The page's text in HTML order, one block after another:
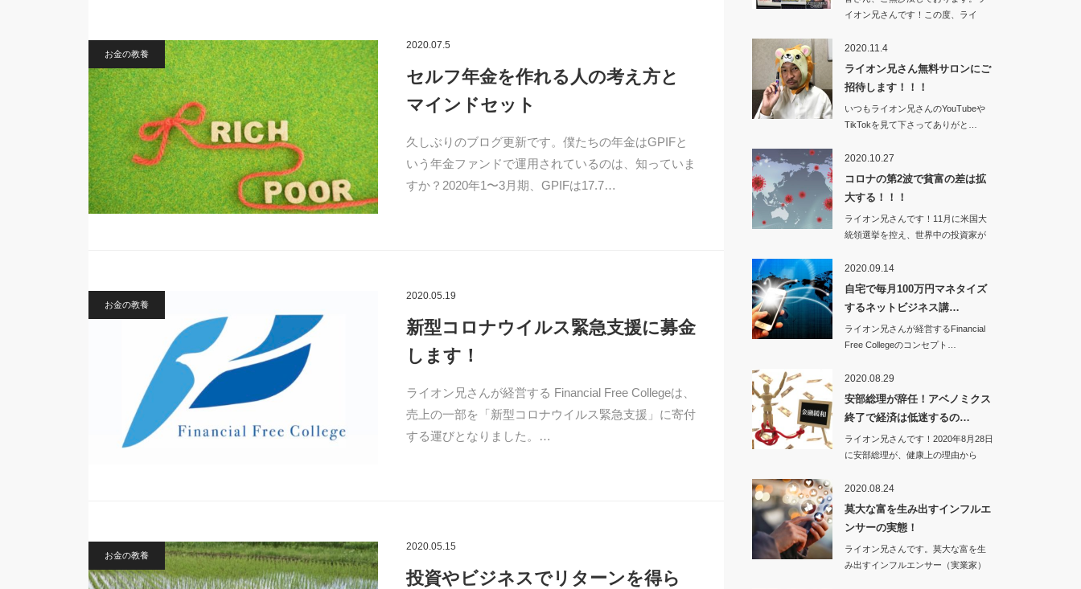
お金の教養
2020.07.5
セルフ年金を作れる人の考え方と
マインドセット
久しぶりのブログ更新です。僕たちの年金はGPIFと
いう年金ファンドで運用されているのは、知っていま
すか？2020年1〜3月期、GPIFは17.7…
お金の教養
2020.05.19
新型コロナウイルス緊急支援に募金
します！
ライオン兄さんが経営する Financial Free Collegeは、
売上の一部を「新型コロナウイルス緊急支援」に寄付
する運びとなりました。…
お金の教養
2020.05.15
投資やビジネスでリターンを得ら
イオン兄さんです！この度、ライ
2020.11.4
ライオン兄さん無料サロンにご
招待します！！！
いつもライオン兄さんのYouTubeや
TikTokを見て下さってありがと…
2020.10.27
コロナの第2波で貧富の差は拡
大する！！！
ライオン兄さんです！11月に米国大
統領選挙を控え、世界中の投資家が
2020.09.14
自宅で毎月100万円マネタイズ
するネットビジネス講…
ライオン兄さんが経営するFinancial
Free Collegeのコンセプト…
2020.08.29
安部総理が辞任！アベノミクス
終了で経済は低迷するの…
ライオン兄さんです！2020年8月28日
に安部総理が、健康上の理由から
2020.08.24
莫大な富を生み出すインフルエ
ンサーの実態！
ライオン兄さんです。莫大な富を生
み出すインフルエンサー（実業家）